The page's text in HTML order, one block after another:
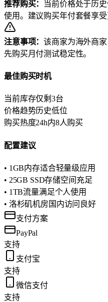
推荐购买：
当前价格处于历
使用。建议购买年付套餐享受
注意事项：该商家为海外商
先购买月付测试稳定性。
最佳购买时机
当前库存仅剩3台
价格趋势历史低位
购买热度24h内8人购买
配置建议
• 1GB内存适合轻量级应用
• 25GB SSD存储空间充足
• 1TB流量满足个人使用
• 洛杉矶机房国内访问良好
支付方案
PayPal
支持
支付宝
支持
微信支付
支持